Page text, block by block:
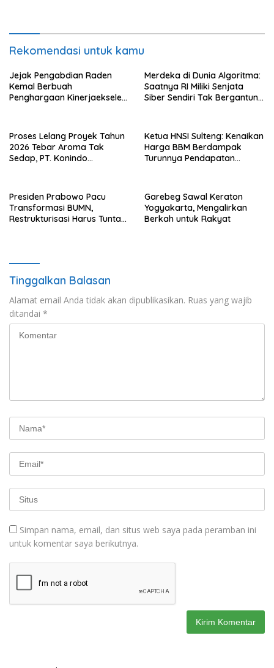
Rekomendasi untuk kamu
Jejak Pengabdian Raden
Kemal Berbuah
Penghargaan Kinerjaekselen
Merdeka di Dunia Algoritma:
Saatnya RI Miliki Senjata
Siber Sendiri Tak Bergantung
Proses Lelang Proyek Tahun
2026 Tebar Aroma Tak
Sedap, PT. Konindo
Ketua HNSI Sulteng: Kenaikan
Harga BBM Berdampak
Turunnya Pendapatan
Presiden Prabowo Pacu
Transformasi BUMN,
Restrukturisasi Harus Tuntas
Garebeg Sawal Keraton
Yogyakarta, Mengalirkan
Berkah untuk Rakyat
Tinggalkan Balasan
Alamat email Anda tidak akan dipublikasikan. Ruas yang wajib
ditandai *
Simpan nama, email, dan situs web saya pada peramban ini
untuk komentar saya berikutnya.